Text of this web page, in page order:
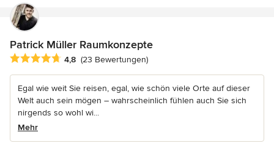
Patrick Müller Raumkonzepte
Durchschnittliche Bewertung: 4.8 von 5 Sternen
4,8 (23 Bewertungen)
Egal wie weit Sie reisen, egal, wie schön viele Orte auf dieser
Welt auch sein mögen – wahrscheinlich fühlen auch Sie sich
nirgends so wohl wi...
Mehr